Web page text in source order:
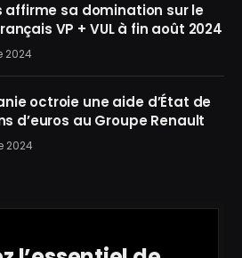
affirme sa domination sur le
VP + VUL à fin août 2024
2024
octroie une aide d’État de
d’euros au Groupe Renault
2024